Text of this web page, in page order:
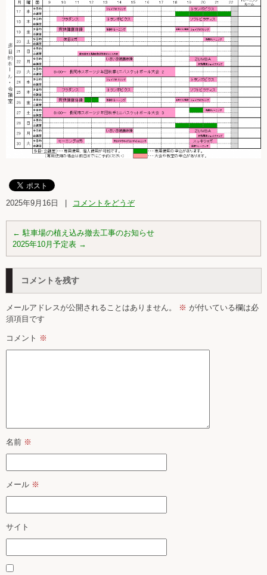
2025年9月16日 | コメントをどうぞ
← 駐車場の植え込み撤去工事のお知らせ
2025年10月予定表 →
コメントを残す
メールアドレスが公開されることはありません。 ※ が付いている欄は必
須項目です
コメント ※
名前 ※
メール ※
サイト